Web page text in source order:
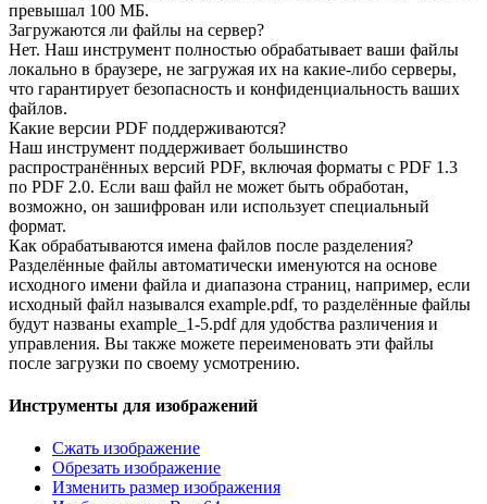
превышал 100 МБ.
Загружаются ли файлы на сервер?
Нет. Наш инструмент полностью обрабатывает ваши файлы
локально в браузере, не загружая их на какие-либо серверы,
что гарантирует безопасность и конфиденциальность ваших
файлов.
Какие версии PDF поддерживаются?
Наш инструмент поддерживает большинство
распространённых версий PDF, включая форматы с PDF 1.3
по PDF 2.0. Если ваш файл не может быть обработан,
возможно, он зашифрован или использует специальный
формат.
Как обрабатываются имена файлов после разделения?
Разделённые файлы автоматически именуются на основе
исходного имени файла и диапазона страниц, например, если
исходный файл назывался example.pdf, то разделённые файлы
будут названы example_1-5.pdf для удобства различения и
управления. Вы также можете переименовать эти файлы
после загрузки по своему усмотрению.
Инструменты для изображений
Сжать изображение
Обрезать изображение
Изменить размер изображения